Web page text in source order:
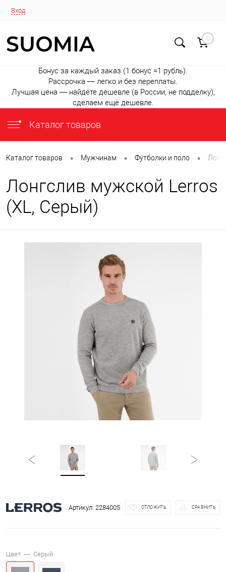
Вход
0
Бонус за каждый заказ (1 бонус =1 рубль).
Рассрочка — легко и без переплаты.
Лучшая цена — найдёте дешевле (в России, не подделку),
сделаем ещё дешевле.
Каталог товаров
Каталог товаров • Мужчинам • Футболки и поло •
Лонгслив мужской Lerros
(XL, Серый)
Артикул: 2284005 ОТЛОЖИТЬ СРАВНИТЬ
Цвет — Серый